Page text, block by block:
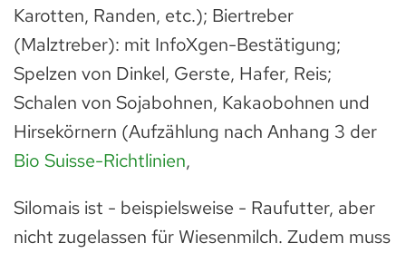
Karotten, Randen, etc.); Biertreber
(Malztreber): mit InfoXgen-Bestätigung;
Spelzen von Dinkel, Gerste, Hafer, Reis;
Schalen von Sojabohnen, Kakaobohnen und
Hirsekörnern (Aufzählung nach Anhang 3 der
Bio Suisse-Richtlinien,
Silomais ist - beispielsweise - Raufutter, aber
nicht zugelassen für Wiesenmilch. Zudem muss